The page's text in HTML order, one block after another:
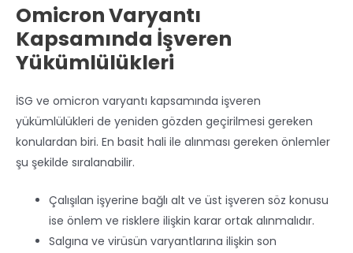
Omicron Varyantı
Kapsamında İşveren
Yükümlülükleri
İSG ve omicron varyantı kapsamında işveren
yükümlülükleri de yeniden gözden geçirilmesi gereken
konulardan biri. En basit hali ile alınması gereken önlemler
şu şekilde sıralanabilir.
Çalışılan işyerine bağlı alt ve üst işveren söz konusu
ise önlem ve risklere ilişkin karar ortak alınmalıdır.
Salgına ve virüsün varyantlarına ilişkin son